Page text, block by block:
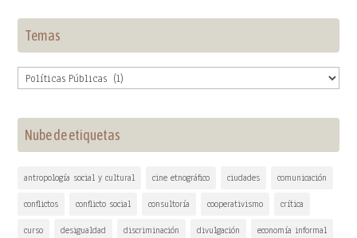
Temas
Temas
Nube de etiquetas
antropología social y cultural cine etnográfico ciudades comunicación
conflictos conflicto social consultoría cooperativismo crítica
curso desigualdad discriminación divulgación economía informal